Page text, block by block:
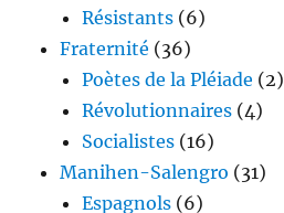
Résistants (6)
Fraternité (36)
Poètes de la Pléiade (2)
Révolutionnaires (4)
Socialistes (16)
Manihen-Salengro (31)
Espagnols (6)